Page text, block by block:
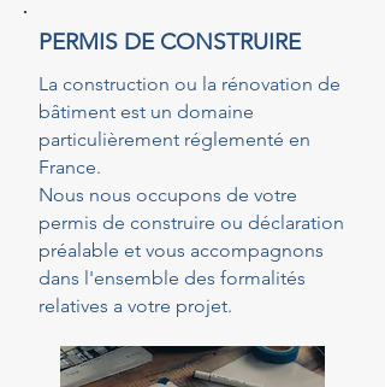
PERMIS DE CONSTRUIRE
La construction ou la rénovation de
bâtiment est un domaine
particulièrement réglementé en
France.
Nous nous occupons de votre
permis de construire ou déclaration
préalable et vous accompagnons
dans l'ensemble des formalités
relatives a votre projet.